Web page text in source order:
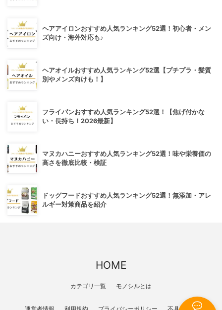
ヘアアイロンおすすめ人気ランキング52選！初心者・メン
ズ向け・海外対応も♪
ヘアオイルおすすめ人気ランキング52選【プチプラ・髪質
別やメンズ向けも！】
フライパンおすすめ人気ランキング52選！【焦げ付かな
い・長持ち！2026最新】
マヌカハニーおすすめ人気ランキング52選！味や栄養価の
高さを徹底比較・検証
ドッグフードおすすめ人気ランキング52選！無添加・アレ
ルギー対策商品を紹介
HOME
カテゴリ一覧 モノシルとは